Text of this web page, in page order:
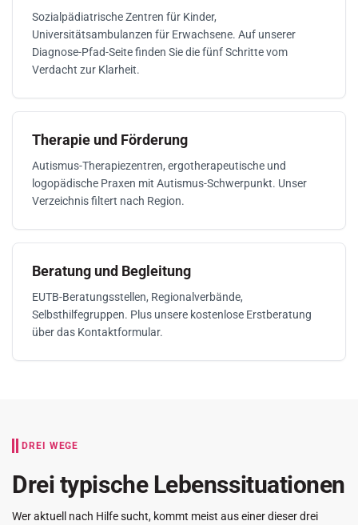
Sozialpädiatrische Zentren für Kinder,
Universitätsambulanzen für Erwachsene. Auf unserer
Diagnose-Pfad-Seite finden Sie die fünf Schritte vom
Verdacht zur Klarheit.
Therapie und Förderung
Autismus-Therapiezentren, ergotherapeutische und
logopädische Praxen mit Autismus-Schwerpunkt. Unser
Verzeichnis filtert nach Region.
Beratung und Begleitung
EUTB-Beratungsstellen, Regional­verbände,
Selbsthilfegruppen. Plus unsere kostenlose Erstberatung
über das Kontaktformular.
DREI WEGE
Drei typische Lebenssituationen
Wer aktuell nach Hilfe sucht, kommt meist aus einer dieser drei